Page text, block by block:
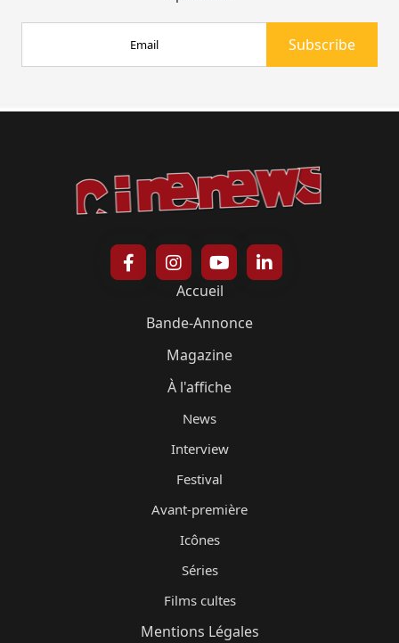
Accueil
Bande-Annonce
Magazine
À l'affiche
News
Interview
Festival
Avant-première
Icônes
Séries
Films cultes
Mentions Légales